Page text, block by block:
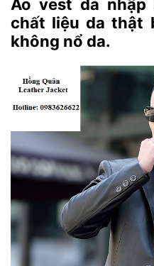
Áo vest da nhập
chất liệu da thật
không nổ da.